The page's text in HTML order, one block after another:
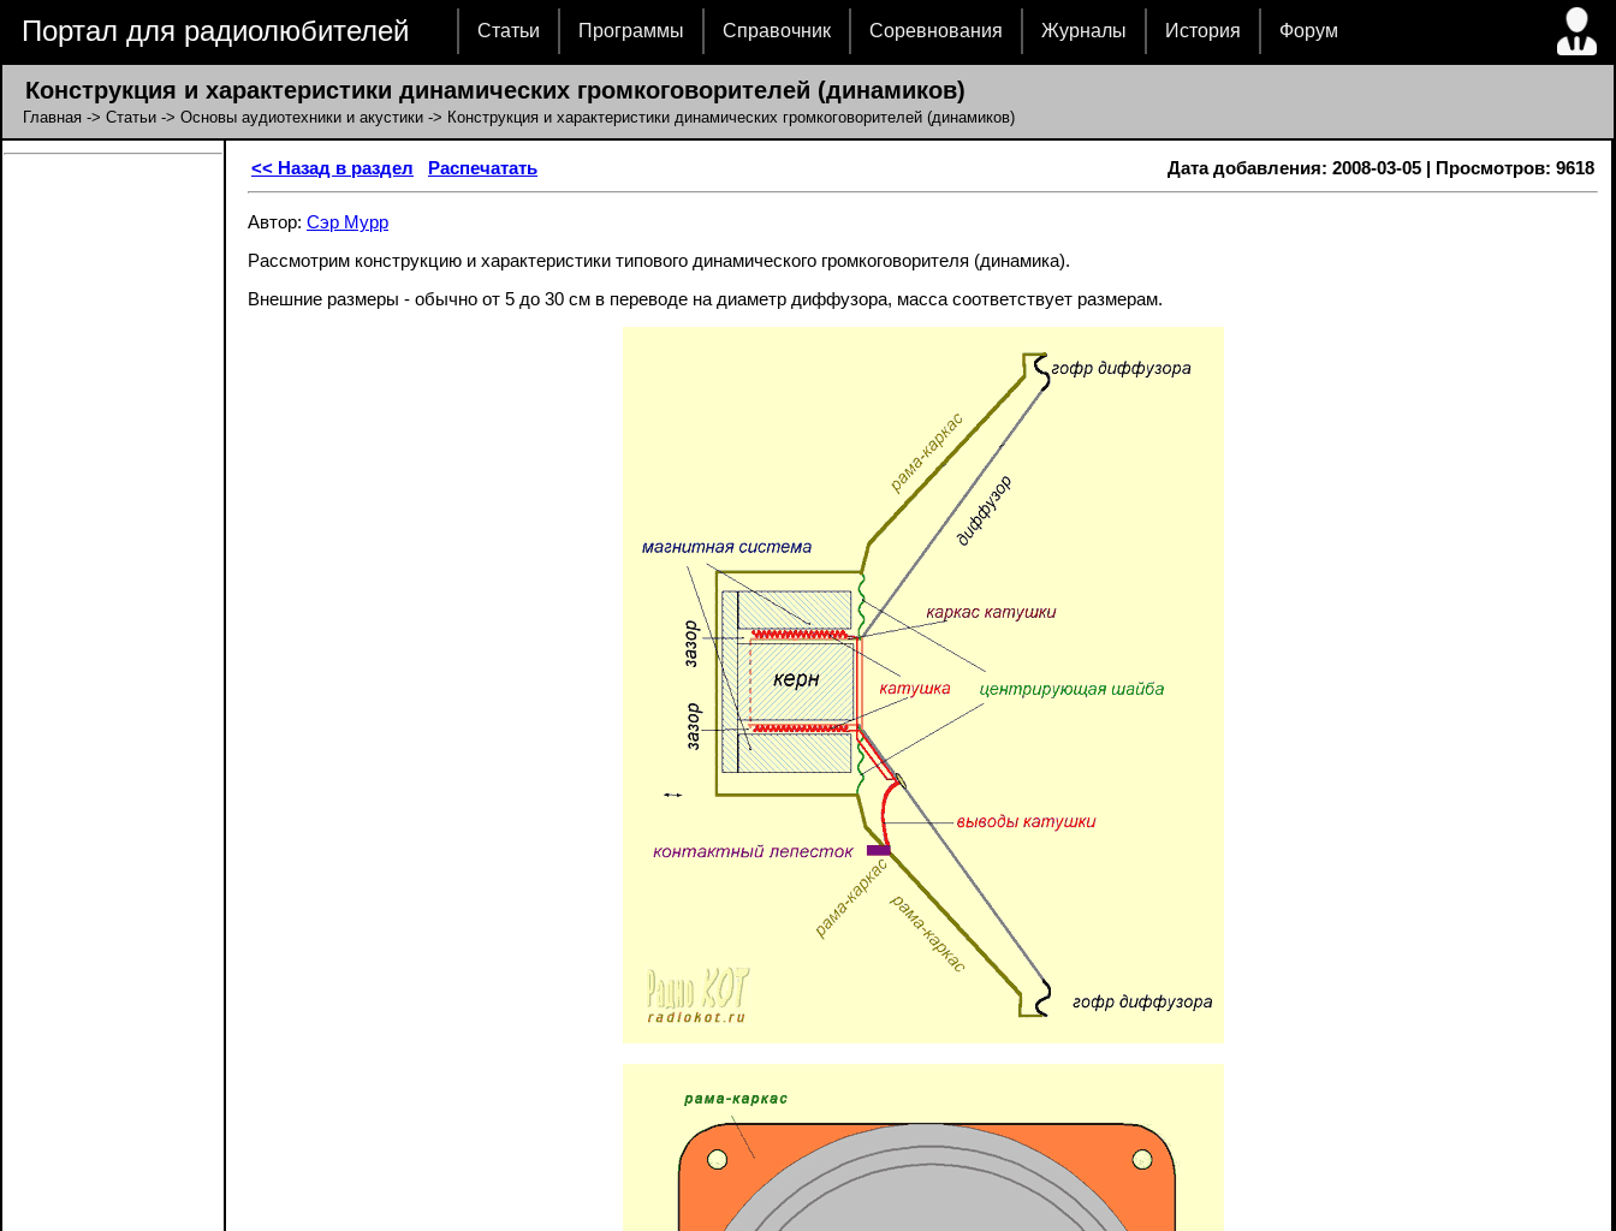
Портал для радиолюбителей Статьи Программы Справочник Соревнования Журналы История Форум
Конструкция и характеристики динамических громкоговорителей (динамиков)
Главная -> Статьи -> Основы аудиотехники и акустики -> Конструкция и характеристики динамических громкоговорителей (динамиков)
<< Назад в раздел Распечатать Дата добавления: 2008-03-05 | Просмотров: 9618
Автор: Cэр Мурр
Рассмотрим конструкцию и характеристики типового динамического громкоговорителя (динамика).
Внешние размеры - обычно от 5 до 30 см в переводе на диаметр диффузора, масса соответствует размерам.